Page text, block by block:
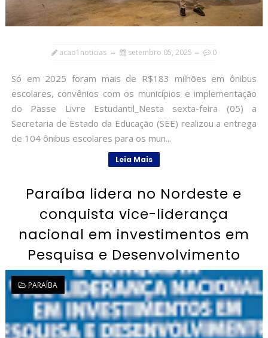
acao1noticias setembro 05, 2025 0
Só em 2025 foram mais de R$183 milhões em ônibus
escolares, convênios com os municípios e implementação
do Passe Livre Estudantil_Nesta sexta-feira (05) a
Secretaria de Estado da Educação (SEE) realizou a entrega
de 104 ônibus escolares para os mun...
Leia Mais
Paraíba lidera no Nordeste e
conquista vice-liderança
nacional em investimentos em
Pesquisa e Desenvolvimento
PARAÍBA